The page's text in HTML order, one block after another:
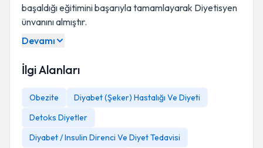
başaldığı eğitimini başarıyla tamamlayarak Diyetisyen
ünvanını almıştır.
Devamı
İlgi Alanları
Obezite
Diyabet (Şeker) Hastalığı Ve Diyeti
Detoks Diyetler
Diyabet / Insulin Direnci Ve Diyet Tedavisi